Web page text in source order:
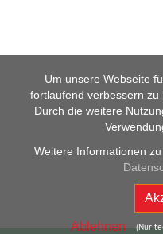
Um unsere Webseite
fortlaufend verbessern zu
Durch die weitere
Weitere Informationen
Ablehnen (Nur